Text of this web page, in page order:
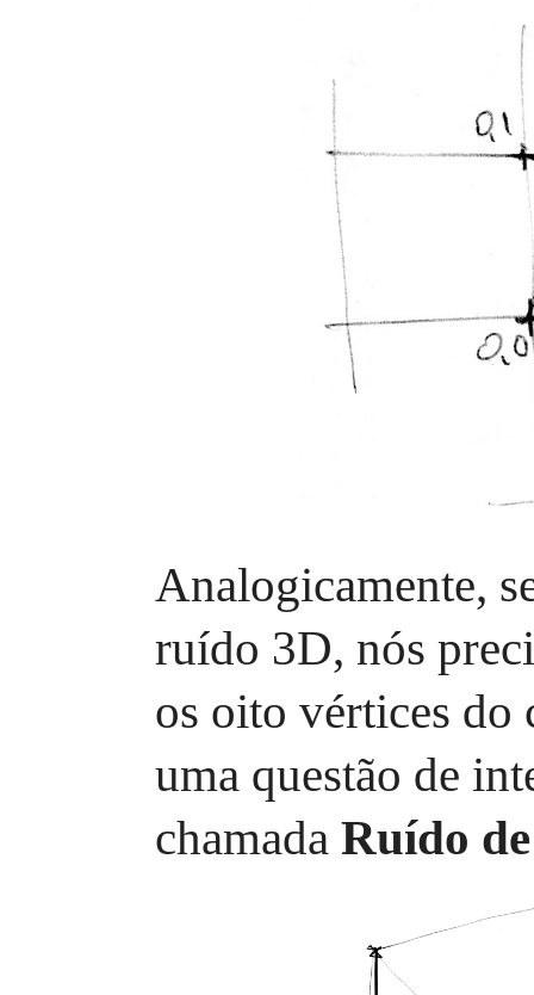
Analogicamente,
ruído 3D, nós
os oito vértices do
uma questão de
chamada Ruído